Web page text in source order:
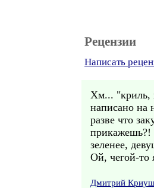
Рецензии
Написать
Хм... "криль,
написано на
разве что
прикажешь?!
зеленее,
Ой, чегой-то
Дмитрий